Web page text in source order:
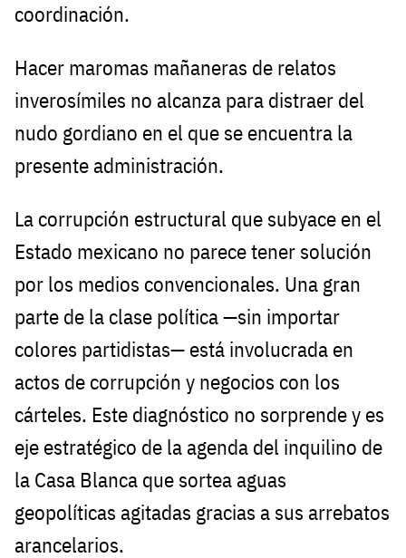
coordinación.
Hacer maromas mañaneras de relatos
inverosímiles no alcanza para distraer del
nudo gordiano en el que se encuentra la
presente administración.
La corrupción estructural que subyace en el
Estado mexicano no parece tener solución
por los medios convencionales. Una gran
parte de la clase política —sin importar
colores partidistas— está involucrada en
actos de corrupción y negocios con los
cárteles. Este diagnóstico no sorprende y es
eje estratégico de la agenda del inquilino de
la Casa Blanca que sortea aguas
geopolíticas agitadas gracias a sus arrebatos
arancelarios.